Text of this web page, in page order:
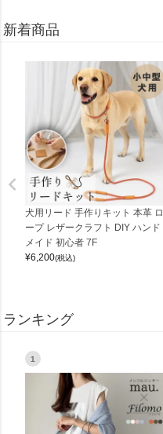
新着商品
犬用リード 手作りキット 本革 ロ
ープ レザークラフト DIY ハンド
メイド 初心者 7F
¥6,200(税込)
ランキング
1